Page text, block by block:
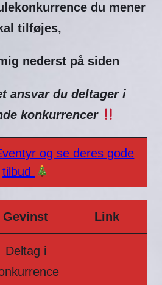
du mener
tilføjes,
nederst på siden
ansvar du deltager i
konkurrencer
og se deres gode
tilbud
Gevinst Link
Deltag i
❄